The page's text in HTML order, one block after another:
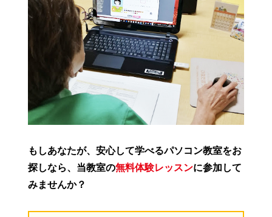
もしあなたが、安心して学べるパソコン教室をお
探しなら、当教室の無料体験レッスンに参加して
みませんか？